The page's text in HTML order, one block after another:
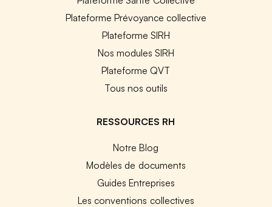
Plateforme Prévoyance collective
Plateforme SIRH
Nos modules SIRH
Plateforme QVT
Tous nos outils
RESSOURCES RH
Notre Blog
Modèles de documents
Guides Entreprises
Les conventions collectives